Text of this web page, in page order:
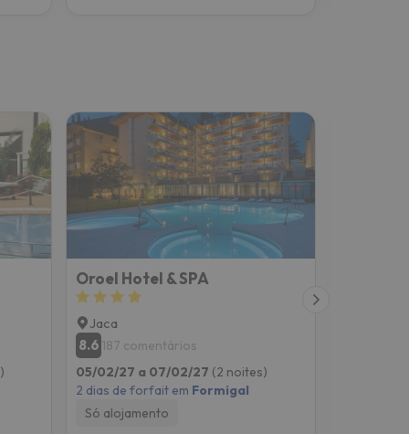
Oroel Hotel & SPA
Jaca
8.6 187 comentários
05/02/27 a 07/02/27 (2 noites)
2 dias de forfait em Formigal
Só alojamento